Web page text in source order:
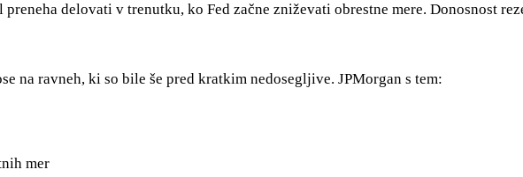
delovati v trenutku, ko Fed začne zniževati obrestne mere. Donosnost
na ravneh, ki so bile še pred kratkim nedosegljive. JPMorgan s tem:
mer